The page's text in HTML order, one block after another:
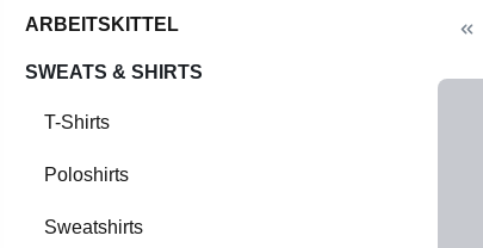
ARBEITSKITTEL
SWEATS & SHIRTS
T-Shirts
Poloshirts
Sweatshirts